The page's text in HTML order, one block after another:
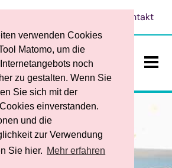
verwenden Cookies
Matomo, um die
noch
zu gestalten. Wenn Sie
Sie sich mit der
einverstanden.
und die
zur Verwendung
Sie hier. Mehr erfahren
Kontakt